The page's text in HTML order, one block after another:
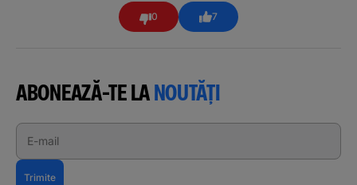
0 7
ABONEAZĂ-TE LANOUTĂȚI
E-mail
Trimite